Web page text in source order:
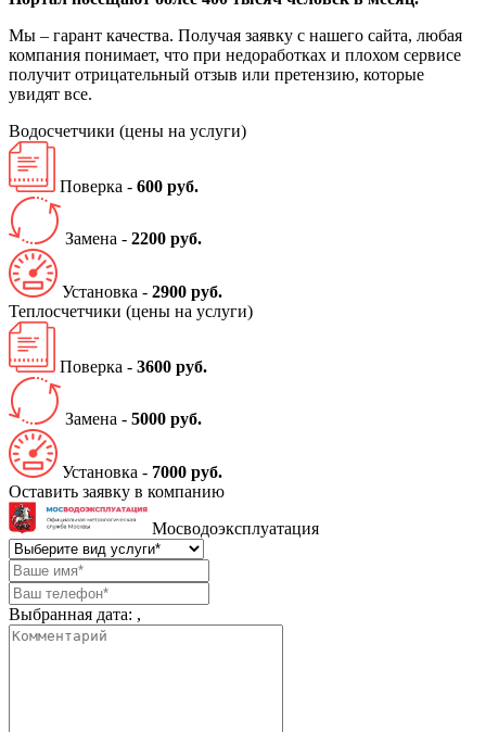
Мы – гарант качества. Получая заявку с нашего сайта, любая
компания понимает, что при недоработках и плохом сервисе
получит отрицательный отзыв или претензию, которые
увидят все.
Водосчетчики (цены на услуги)
Поверка - 600 руб.
Замена - 2200 руб.
Установка - 2900 руб.
Теплосчетчики (цены на услуги)
Поверка - 3600 руб.
Замена - 5000 руб.
Установка - 7000 руб.
Оставить заявку в компанию
Мосводоэксплуатация
Выбранная дата: ,